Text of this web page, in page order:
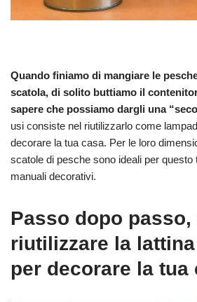
Quando finiamo di mangiare le
scatola, di solito buttiamo il
sapere che possiamo dargli una
usi consiste nel riutilizzarlo come
decorare la tua casa. Per le loro
scatole di pesche sono ideali per questo
manuali decorativi.
Passo dopo passo,
riutilizzare la
per decorare la tua